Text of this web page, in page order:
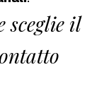
sceglie il